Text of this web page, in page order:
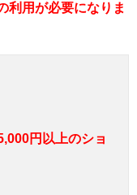
利用が必要になりま
円以上のショ